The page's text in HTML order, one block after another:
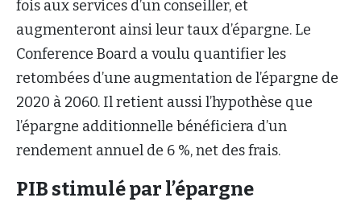
fois aux services d’un conseiller, et
augmenteront ainsi leur taux d’épargne. Le
Conference Board a voulu quantifier les
retombées d’une augmentation de l’épargne de
2020 à 2060. Il retient aussi l’hypothèse que
l’épargne additionnelle bénéficiera d’un
rendement annuel de 6 %, net des frais.
PIB stimulé par l’épargne